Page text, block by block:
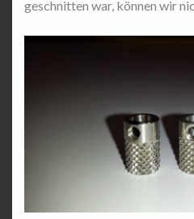
geschnitten war, können wir